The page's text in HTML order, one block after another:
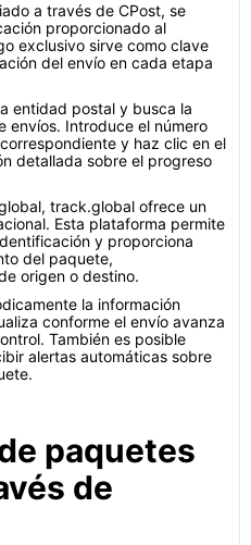
a través de CPost, se
proporcionado al
exclusivo sirve como clave
del envío en cada etapa
entidad postal y busca la
envíos. Introduce el número
y haz clic en el
detallada sobre el progreso
track.global ofrece un
Esta plataforma permite
y proporciona
del paquete,
origen o destino.
la información
conforme el envío avanza
También es posible
alertas automáticas sobre
paquetes
de